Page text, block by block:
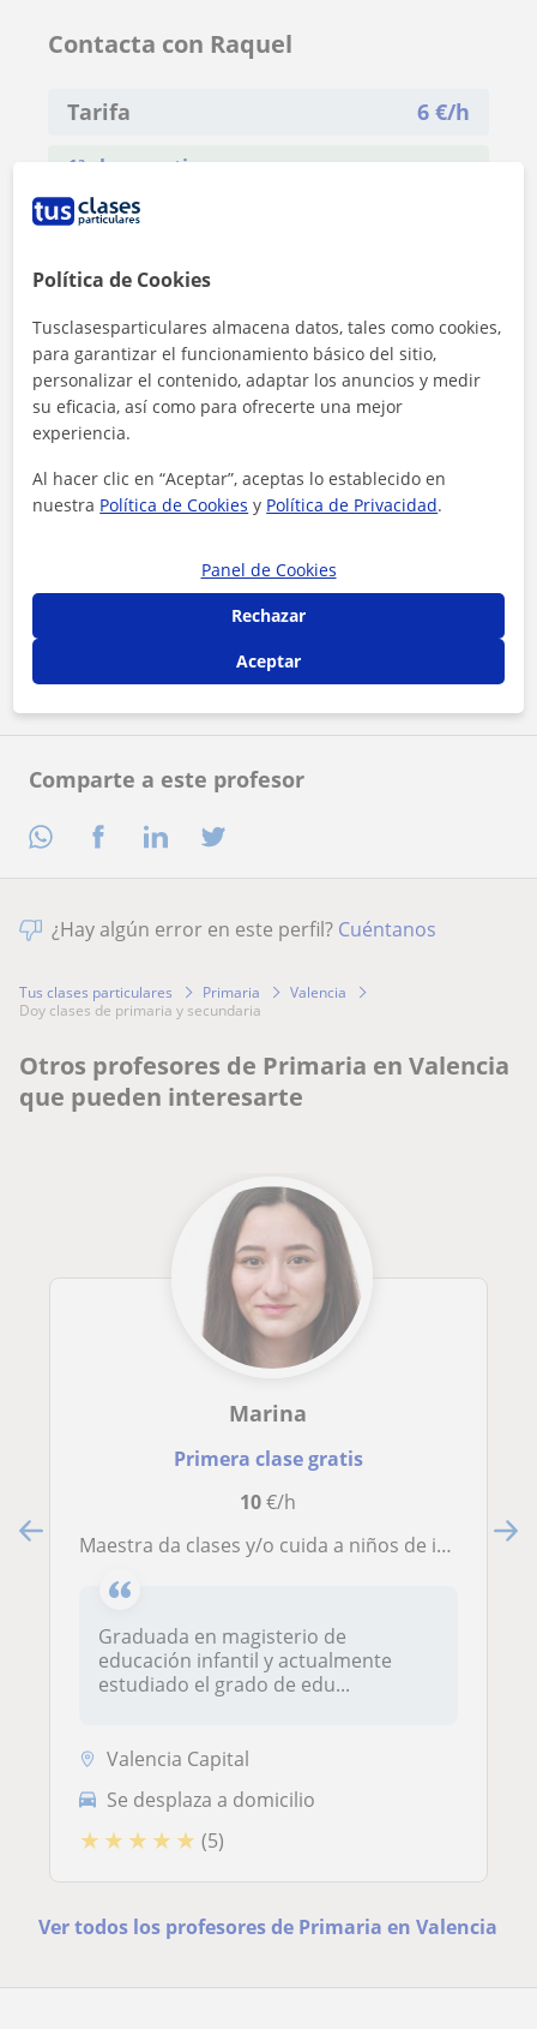
Comparte a este profesor
Contacta con Raquel
Tarifa 6 €/h
1ª clase gratis
Al hacer clic, aceptas nuestroaviso legaly de
Contactar ahora
¿Hay algún error en este perfil? Cuéntanos
Tus clases particulares Primaria
Valencia
doy clases de primaria y secundaria
Otros profesores de Primaria en Valencia
que pueden interesarte
Marina
Primera clase gratis
10€/h
Maestra da clases y/o cuida a niños de infantil, primaria, 1º y 2º ESO
Graduada en magisterio de
educación infantil y actualmente
estudiado el grado de edu...
Valencia Capital
Se desplaza a domicilio
★ ★ ★ ★ ★ (5)
Ver todos los profesores de Primaria en Valencia
Política de Cookies
Tusclasesparticulares almacena datos, tales como cookies,
para garantizar el funcionamiento básico del sitio,
personalizar el contenido, adaptar los anuncios y medir
su eficacia, así como para ofrecerte una mejor
experiencia.
Al hacer clic en “Aceptar”, aceptas lo establecido en
nuestra Política de Cookies y Política de Privacidad.
Panel de Cookies
Rechazar
Aceptar